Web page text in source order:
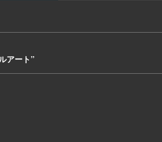
アート”